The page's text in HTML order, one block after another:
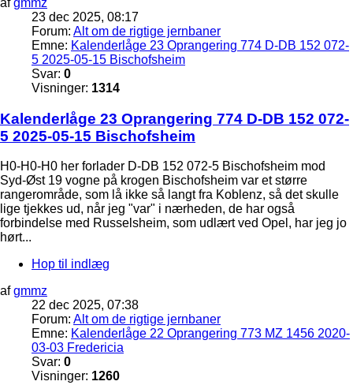
afgmmz
23 dec 2025, 08:17
Forum: Alt om de rigtige jernbaner
Emne: Kalenderlåge 23 Oprangering 774 D-DB 152 072-
5 2025-05-15 Bischofsheim
Svar: 0
Visninger: 1314
Kalenderlåge 23 Oprangering 774 D-DB 152 072-
5 2025-05-15 Bischofsheim
H0-H0-H0 her forlader D-DB 152 072-5 Bischofsheim mod
Syd-Øst 19 vogne på krogen Bischofsheim var et større
rangerområde, som lå ikke så langt fra Koblenz, så det skulle
lige tjekkes ud, når jeg "var" i nærheden, de har også
forbindelse med Russelsheim, som udlært ved Opel, har jeg jo
hørt...
Hop til indlæg
afgmmz
22 dec 2025, 07:38
Forum: Alt om de rigtige jernbaner
Emne: Kalenderlåge 22 Oprangering 773 MZ 1456 2020-
03-03 Fredericia
Svar: 0
Visninger: 1260